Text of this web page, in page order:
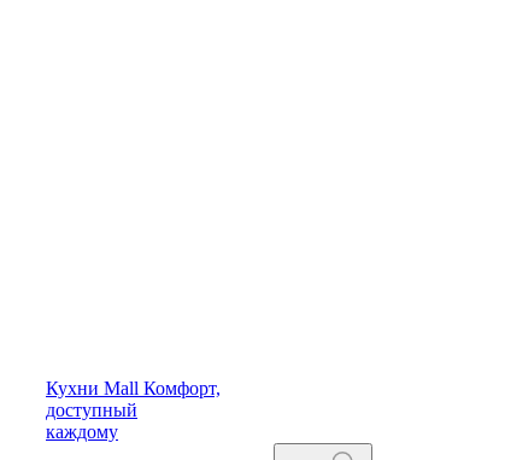
Кухни Mall Комфорт,
доступный
каждому